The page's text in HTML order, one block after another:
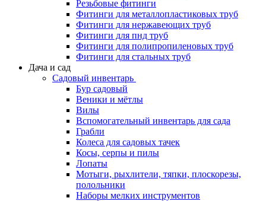
Резьбовые фитинги
Фитинги для металлопластиковых труб
Фитинги для нержавеющих труб
Фитинги для пнд труб
Фитинги для полипропиленовых труб
Фитинги для стальных труб
Дача и сад
Садовый инвентарь
Бур садовый
Веники и мётлы
Вилы
Вспомогательный инвентарь для сада
Грабли
Колеса для садовых тачек
Косы, серпы и пилы
Лопаты
Мотыги, рыхлители, тяпки, плоскорезы,
полольники
Наборы мелких инструментов